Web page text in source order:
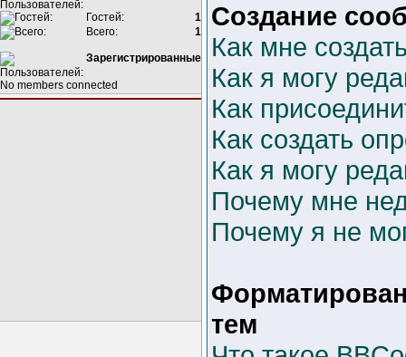
Гостей:
1
Всего:
1
Зарегистрированные
No members connected
Создание
Как мне
Как я могу
Как
Как создать
Как я могу
Почему мне
Почему я не
тем